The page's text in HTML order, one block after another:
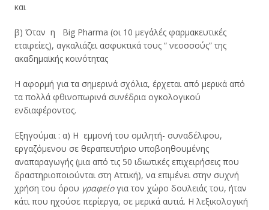
και
β) Όταν η Big Pharma (oι 10 μεγάλές φαρμακευτικές
εταιρείες), αγκαλιάζει ασφυκτικά τους “ νεοσσούς” της
ακαδημαϊκής κοινότητας
Η αφορμή για τα σημερινά σχόλια, έρχεται από μερικά από
τα πολλά φθινοπωρινά συνέδρια ογκολογικού
ενδιαφέροντος.
Εξηγούμαι : α) Η εμμονή του ομιλητή- συναδέλφου,
εργαζόμενου σε θεραπευτήριο υποβοηθουμένης
αναπαραγωγής (μια από τις 50 ιδιωτικές επιχειρήσεις που
δραστηριοποιούνται στη Αττική), να επιμένει στην συχνή
χρήση του όρου γραφείογια τον χώρο δουλειάς του, ήταν
κάτι που ηχούσε περίεργα, σε μερικά αυτιά. Η λεξικολογική